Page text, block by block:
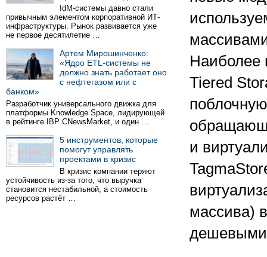
IdM-системы давно стали
привычным элементом корпоративной ИТ-
инфраструктуры. Рынок развивается уже
не первое десятилетие …
Артем Мирошинченко:
«Ядро ETL-системы не
должно знать работает оно
с нефтегазом или с
банком»
Разработчик универсального движка для
платформы Knowledge Space, лидирующей
в рейтинге IBP CNewsMarket, и один …
5 инструментов, которые
помогут управлять
проектами в кризис
В кризис компании теряют
устойчивость из-за того, что выручка
становится нестабильной, а стоимость
ресурсов растёт …
Наиболее
Tiered
и
массива)